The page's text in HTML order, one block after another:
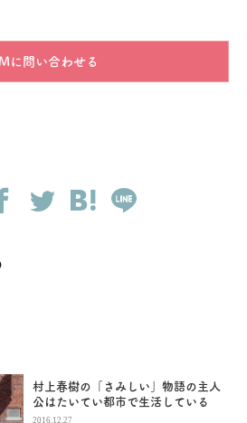
に問い合わせる
村上春樹の「さみしい」物語の主人
公はたいてい都市で生活している
2016.12.27